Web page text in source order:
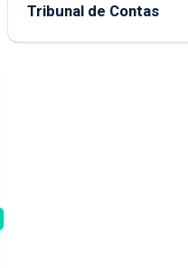
Tribunal de Contas